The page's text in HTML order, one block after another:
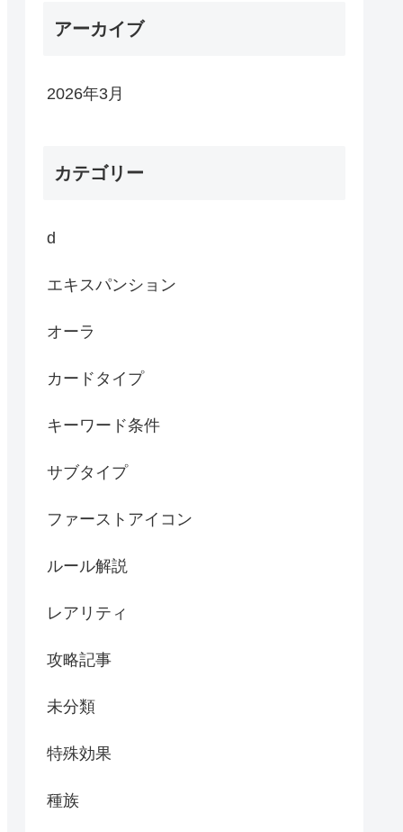
アーカイブ
2026年3月
カテゴリー
d
エキスパンション
オーラ
カードタイプ
キーワード条件
サブタイプ
ファーストアイコン
ルール解説
レアリティ
攻略記事
未分類
特殊効果
種族